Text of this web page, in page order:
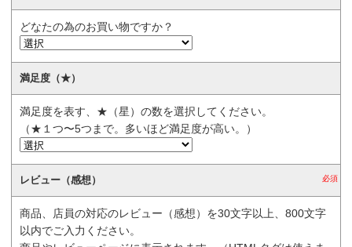
どなたの為のお買い物ですか？
満足度（★）
満足度を表す、★（星）の数を選択してください。
（★１つ〜5つまで。多いほど満足度が高い。）
レビュー（感想） 必須
商品、店員の対応のレビュー（感想）を30文字以上、800文字
以内でご入力ください。